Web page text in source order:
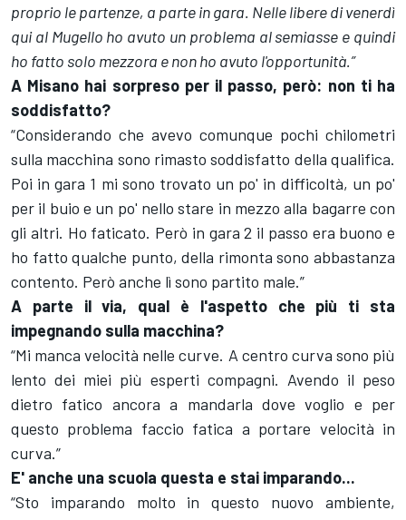
proprio le partenze, a parte in gara. Nelle libere di venerdì
qui al Mugello ho avuto un problema al semiasse e quindi
ho fatto solo mezzora e non ho avuto l'opportunità.”
A Misano hai sorpreso per il passo, però: non ti ha
soddisfatto?
“Considerando che avevo comunque pochi chilometri
sulla macchina sono rimasto soddisfatto della qualifica.
Poi in gara 1 mi sono trovato un po' in difficoltà, un po'
per il buio e un po' nello stare in mezzo alla bagarre con
gli altri. Ho faticato. Però in gara 2 il passo era buono e
ho fatto qualche punto, della rimonta sono abbastanza
contento. Però anche lì sono partito male.”
A parte il via, qual è l'aspetto che più ti sta
impegnando sulla macchina?
“Mi manca velocità nelle curve. A centro curva sono più
lento dei miei più esperti compagni. Avendo il peso
dietro fatico ancora a mandarla dove voglio e per
questo problema faccio fatica a portare velocità in
curva.”
E' anche una scuola questa e stai imparando...
“Sto imparando molto in questo nuovo ambiente,